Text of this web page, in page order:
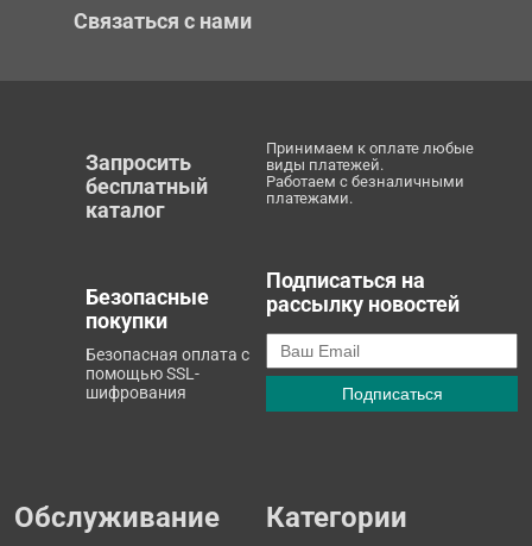
Связаться с нами
Запросить
бесплатный
каталог
Принимаем к оплате любые
виды платежей.
Работаем с безналичными
платежами.
Безопасные
покупки
Безопасная оплата с
помощью SSL-
шифрования
Подписаться на
рассылку новостей
Обслуживание Категории